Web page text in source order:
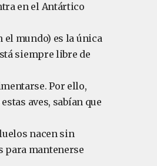
en el Antártico
mundo) es la única
siempre libre de
Por ello,
aves, sabían que
nacen sin
para mantenerse